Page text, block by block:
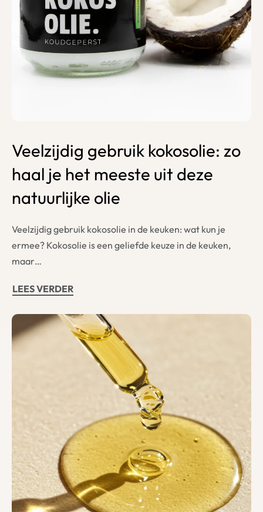
Veelzijdig gebruik kokosolie: zo
haal je het meeste uit deze
natuurlijke olie
Veelzijdig gebruik kokosolie in de keuken: wat kun je
ermee? Kokosolie is een geliefde keuze in de keuken,
maar…
LEES VERDER